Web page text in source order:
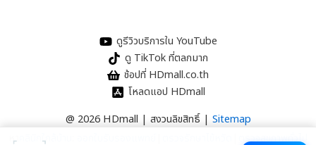
ดูรีวิวบริการใน YouTube
ดู TikTok ที่ตลกมาก
ช้อปที่ HDmall.co.th
โหลดแอป HDmall
@ 2026 HDmall | สงวนลิขสิทธิ์ | Sitemap
หา
คลินิกใกล้บ้าน ตรวจสุขภาพทั่วไป